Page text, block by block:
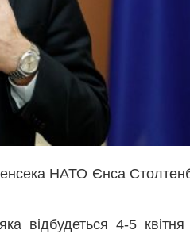
НАТО Єнса
відбудеться 4-5